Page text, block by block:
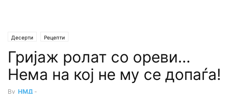
Десерти Рецепти
Гријаж ролат со ореви…
Нема на кој не му се допаѓа!
By НМД -